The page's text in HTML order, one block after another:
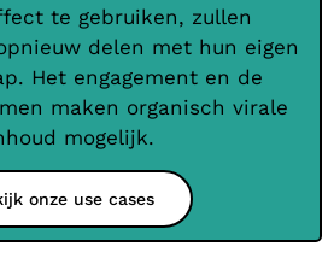
te gebruiken, zullen
delen met hun eigen
Het engagement en de
maken organisch virale
mogelijk.
onze use cases